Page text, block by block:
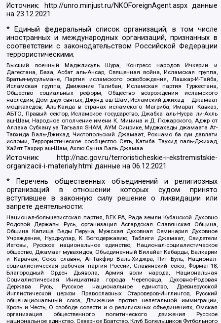
Источник: http://unro.minjust.ru/NKOForeignAgent.aspxданные
на23.12.2021
* Единый федеральный список организаций, в том числе
иностранных и международных организаций, признанных в
соответствии с законодательством Российской Федерации
террористическими:
Высший военный Маджлисуль Шура, Конгресс народов Ичкерии и
Дагестана, База, Асбат аль-Ансар, Священная война, Исламская группа,
Братья-мусульмане, Партия исламского освобождения, Лашкар-И-Тайба,
Исламская группа, Движение Талибан, Исламская партия Туркестана,
Общество социальных реформ, Общество возрождения исламского
наследия, Дом двух святых, Джунд аш-Шам, Исламский джихад – Джамаат
моджахедов, Аль-Каида в странах исламского Магриба, Имарат Кавказ,
АБТО, Правый сектор, Исламское государство, Джабха аль-Нусра ли-Ахль
аш-Шам, Народное ополчение имени К. Минина и Д. Пожарского, Аджр от
Аллаха Субхану уа Тагьаля SHAM, АУМ Синрике, Муджахеды джамаата Ат-
Тавхида Валь-Джихад, Чистопольский Джамаат, Рохнамо ба суи давлати
исломи, Террористическое сообщество Сеть, Катиба Таухид валь-Джихад,
Хайят Тахрир аш-Шам, Ахлю Сунна Валь Джамаа
Источник:
http://nac.gov.ru/terroristicheskie-i-ekstremistskie-
organizacii-i-materialy.html данные на06.12.2021
* Перечень общественных объединений и религиозных
организаций в отношении которых судом принято
вступившее в законную силу решение о ликвидации или
запрете деятельности:
Национал-большевистская партия, ВЕК РА, Рада земли Кубанской Духовно
Родовой Державы Русь, организация Асгардская Славянская Община,
Община Капища Веды Перуна, Мужская Духовная Семинария Духовное
Учреждение, Нурджулар, К Богодержавию, Таблиги Джамаат, Свидетели
Иеговы, Русское национальное единство, Национал-социалистическое
общество, Джамаат мувахидов, Объединенный Вилайат Кабарды, Балкарии
и Карачая, Союз славян, Ат-Такфир Валь-Хиджра, Пит Буль, Национал-
социалистическая рабочая партия России, Славянский союз, Формат-18,
Благородный Орден Дьявола, Армия воли народа, Национальная
Социалистическая Инициатива города Череповца, Духовно-Родовая
Держава Русь, Русское национальное единство, Древнерусской
Инглистической церкви Православных Староверов-Инглингов, Русский
общенациональный союз, Движение против нелегальной иммиграции,
Кровь и Честь, О свободе совести и о религиозных объединениях, Омская
организация общественного политического движения Русское
национальное единство, Северное Братство, Клуб Болельщиков Футбольного